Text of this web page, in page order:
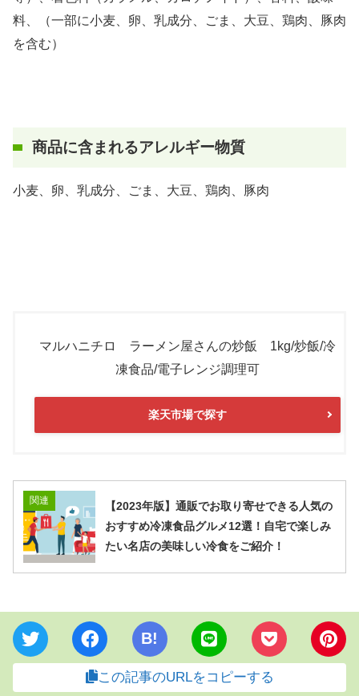
料、（一部に小麦、卵、乳成分、ごま、大豆、鶏肉、豚肉
を含む）
商品に含まれるアレルギー物質
小麦、卵、乳成分、ごま、大豆、鶏肉、豚肉
マルハニチロ ラーメン屋さんの炒飯 1kg/炒飯/冷
凍食品/電子レンジ調理可
楽天市場で探す
関連
【2023年版】通販でお取り寄せできる人気の
おすすめ冷凍食品グルメ12選！自宅で楽しみ
たい名店の美味しい冷食をご紹介！
B!
この記事のURLをコピーする